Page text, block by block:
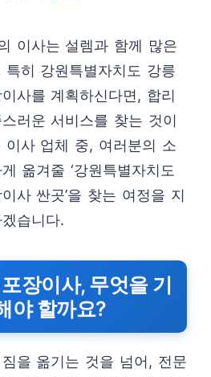
이사는 설렘과 함께 많은
히 강원특별자치도 강릉
사를 계획하신다면, 합리
러운 서비스를 찾는 것이
이사 업체 중, 여러분의 소
옮겨줄 ‘강원특별자치도
사 싼곳’을 찾는 여정을 지
습니다.
장이사, 무엇을 기
야 할까요?
을 옮기는 것을 넘어, 전문